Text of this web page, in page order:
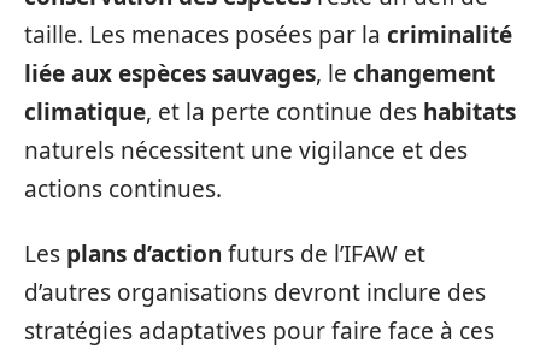
taille. Les menaces posées par la criminalité
liée aux espèces sauvages, le changement
climatique, et la perte continue des habitats
naturels nécessitent une vigilance et des
actions continues.
Les plans d’action futurs de l’IFAW et
d’autres organisations devront inclure des
stratégies adaptatives pour faire face à ces